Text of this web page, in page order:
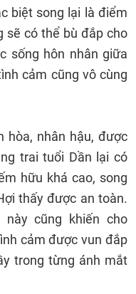
biệt song lại là điểm
sẽ có thể bù đắp cho
sống hôn nhân giữa
cảm cũng vô cùng
hòa, nhân hậu, được
trai tuổi Dần lại có
hữu khá cao, song
thấy được an toàn.
cũng khiến cho
cảm được vun đắp
trong từng ánh mắt